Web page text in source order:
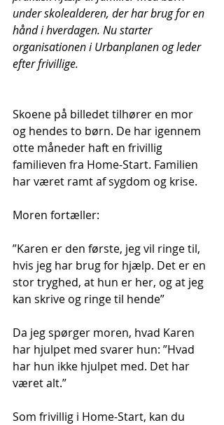
under skolealderen, der har brug for en
hånd i hverdagen. Nu starter
organisationen i Urbanplanen og leder
efter frivillige.
Skoene på billedet tilhører en mor
og hendes to børn. De har igennem
otte måneder haft en frivillig
familieven fra Home-Start. Familien
har været ramt af sygdom og krise.
Moren fortæller:
”Karen er den første, jeg vil ringe til,
hvis jeg har brug for hjælp. Det er en
stor tryghed, at hun er her, og at jeg
kan skrive og ringe til hende”
Da jeg spørger moren, hvad Karen
har hjulpet med svarer hun: ”Hvad
har hun ikke hjulpet med. Det har
været alt.”
Som frivillig i Home-Start, kan du